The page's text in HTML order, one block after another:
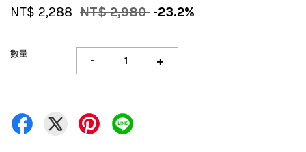
NT$ 2,288 NT$ 2,980 -23.2%
數量 - +